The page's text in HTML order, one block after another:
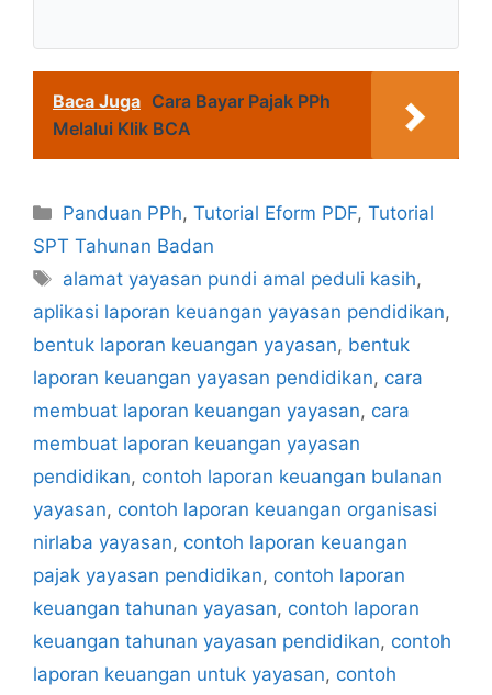
Baca Juga Cara Bayar Pajak PPh
Melalui Klik BCA
Kategori
Panduan PPh,Tutorial Eform PDF,Tutorial
SPT Tahunan Badan
Tag
alamat yayasan pundi amal peduli kasih,
aplikasi laporan keuangan yayasan pendidikan,
bentuk laporan keuangan yayasan, bentuk
laporan keuangan yayasan pendidikan, cara
membuat laporan keuangan yayasan, cara
membuat laporan keuangan yayasan
pendidikan, contoh laporan keuangan bulanan
yayasan, contoh laporan keuangan organisasi
nirlaba yayasan, contoh laporan keuangan
pajak yayasan pendidikan, contoh laporan
keuangan tahunan yayasan, contoh laporan
keuangan tahunan yayasan pendidikan, contoh
laporan keuangan untuk yayasan, contoh